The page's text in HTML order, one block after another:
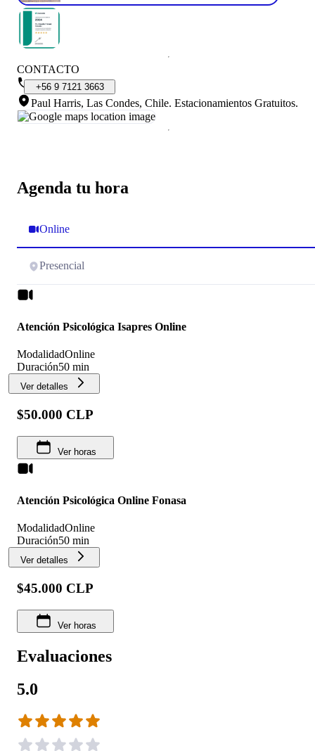
Agenda tu hora
Online
Presencial
Atención Psicológica Isapres Online
ModalidadOnline
Duración50 min
Ver detalles
$50.000 CLP
Ver horas
Atención Psicológica Online Fonasa
ModalidadOnline
Duración50 min
Ver detalles
$45.000 CLP
Ver horas
Evaluaciones
5.0
CONTACTO
+56 9 7121 3663
Paul Harris, Las Condes, Chile. Estacionamientos Gratuitos.